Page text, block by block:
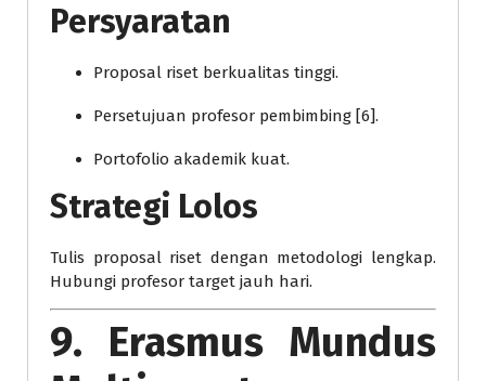
Persyaratan
Proposal riset berkualitas tinggi.
Persetujuan profesor pembimbing [6].
Portofolio akademik kuat.
Strategi Lolos
Tulis proposal riset dengan metodologi lengkap.
Hubungi profesor target jauh hari.
9. Erasmus Mundus